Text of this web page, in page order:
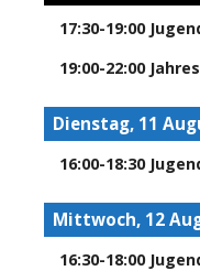
17:30-19:00
19:00-22:00
Dienstag, 11
16:00-18:30
Mittwoch, 12
16:30-18:00